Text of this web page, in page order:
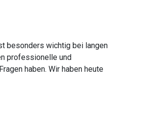
besonders wichtig bei langen
professionelle und
haben. Wir haben heute